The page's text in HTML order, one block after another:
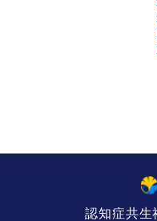
認知症共生